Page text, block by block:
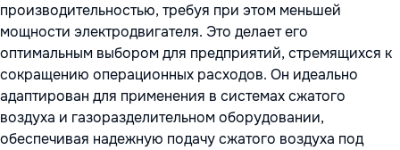
производительностью, требуя при этом меньшей
мощности электродвигателя. Это делает его
оптимальным выбором для предприятий, стремящихся к
сокращению операционных расходов. Он идеально
адаптирован для применения в системах сжатого
воздуха и газоразделительном оборудовании,
обеспечивая надежную подачу сжатого воздуха под